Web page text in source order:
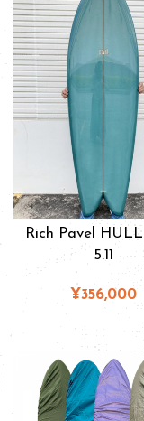
Rich Pavel
5.11
¥356,000